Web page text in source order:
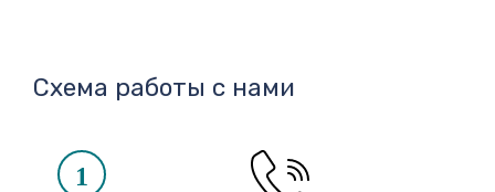
Схема работы с нами
1